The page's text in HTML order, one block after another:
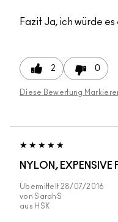
Fazit Ja, ich würde
2 0
Diese Bewertung
NYLON, EXPENSIVE
Übermittelt 28/07/2016
von SarahS
aus HSK